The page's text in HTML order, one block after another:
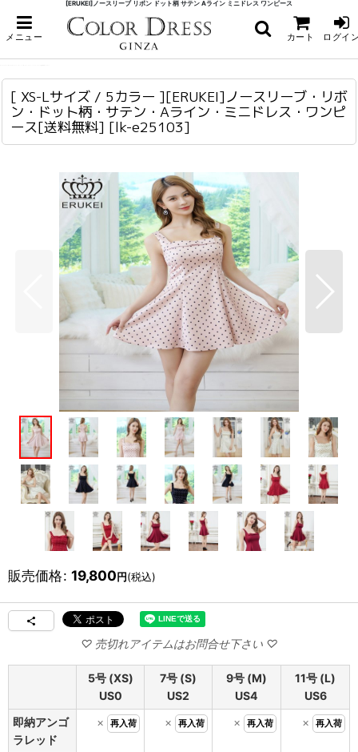
[ERUKEI]ノースリーブ リボン ドット柄 サテン Aライン ミニドレス ワンピース
メニュー カート ログイ
ホーム
ミニ・ショート
> [ XS-Lサイズ / 5カラー ][ERUKEI]ノースリーブ・リボン・ドット柄・サテン・
Aライン・ミニドレス・ワンピース[送料無料]
[ XS-Lサイズ / 5カラー ][ERUKEI]ノースリーブ・リボ
ン・ドット柄・サテン・Aライン・ミニドレス・ワンピ
ース[送料無料] [lk-e25103]
販売価格: 19,800円(税込)
5号 (XS)
US0
7号 (S)
US2
9号 (M)
US4
11号 (L)
US6
即納アンゴ
ラレッド
× 再入荷 × 再入荷 × 再入荷 × 再入荷